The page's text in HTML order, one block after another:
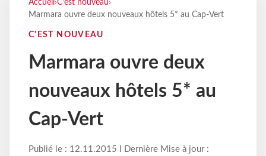
Accueil ›C'est nouveau›
Marmara ouvre deux nouveaux hôtels 5* au Cap-Vert
C'EST NOUVEAU
Marmara ouvre deux
nouveaux hôtels 5* au
Cap-Vert
Publié le : 12.11.2015 I Dernière Mise à jour :